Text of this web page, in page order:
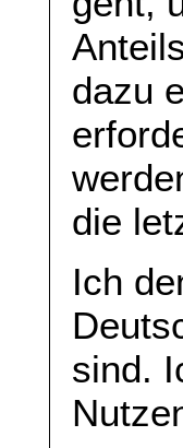
dazu
die
Ich
sind.